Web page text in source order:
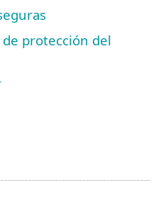
protección del